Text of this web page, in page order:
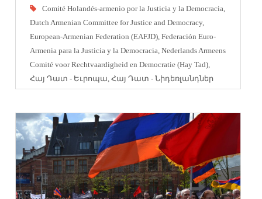
Comité Holandés-armenio por la Justicia y la Democracia,
Dutch Armenian Committee for Justice and Democracy,
European-Armenian Federation (EAFJD),Federación Euro-
Armenia para la Justicia y la Democracia,Nederlands Armeens
Comité voor Rechtvaardigheid en Democratie (Hay Tad),
Հայ Դատ - Եւրոպա,Հայ Դատ - Նիդեռլանդներ